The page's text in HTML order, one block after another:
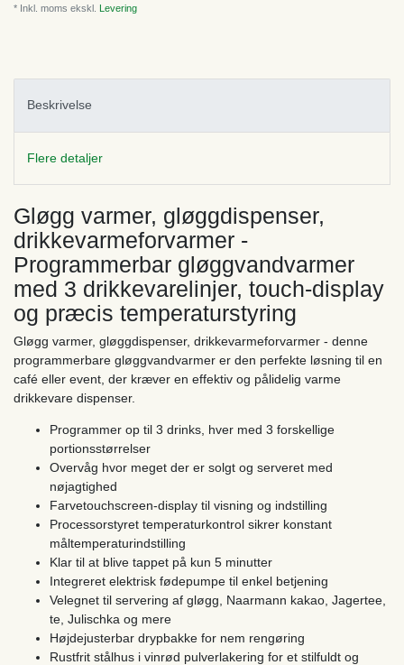
* Inkl. moms ekskl. Levering
Beskrivelse
Flere detaljer
Gløgg varmer, gløggdispenser,
drikkevarmeforvarmer -
Programmerbar gløggvandvarmer
med 3 drikkevarelinjer, touch-display
og præcis temperaturstyring
Gløgg varmer, gløggdispenser, drikkevarmeforvarmer - denne
programmerbare gløggvandvarmer er den perfekte løsning til en
café eller event, der kræver en effektiv og pålidelig varme
drikkevare dispenser.
Programmer op til 3 drinks, hver med 3 forskellige
portionsstørrelser
Overvåg hvor meget der er solgt og serveret med
nøjagtighed
Farvetouchscreen-display til visning og indstilling
Processorstyret temperaturkontrol sikrer konstant
måltemperaturindstilling
Klar til at blive tappet på kun 5 minutter
Integreret elektrisk fødepumpe til enkel betjening
Velegnet til servering af gløgg, Naarmann kakao, Jagertee,
te, Julischka og mere
Højdejusterbar drypbakke for nem rengøring
Rustfrit stålhus i vinrød pulverlakering for et stilfuldt og